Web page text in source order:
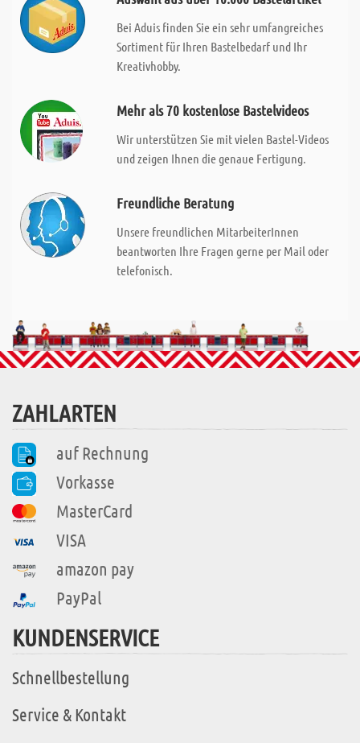
Bei Aduis finden Sie ein sehr umfangreiches
Sortiment für Ihren Bastelbedarf und Ihr
Kreativhobby.
Mehr als 70 kostenlose Bastelvideos
Wir unterstützen Sie mit vielen Bastel-Videos
und zeigen Ihnen die genaue Fertigung.
Freundliche Beratung
Unsere freundlichen MitarbeiterInnen
beantworten Ihre Fragen gerne per Mail oder
telefonisch.
ZAHLARTEN
auf Rechnung
Vorkasse
MasterCard
VISA
amazon pay
PayPal
KUNDENSERVICE
Schnellbestellung
Service & Kontakt